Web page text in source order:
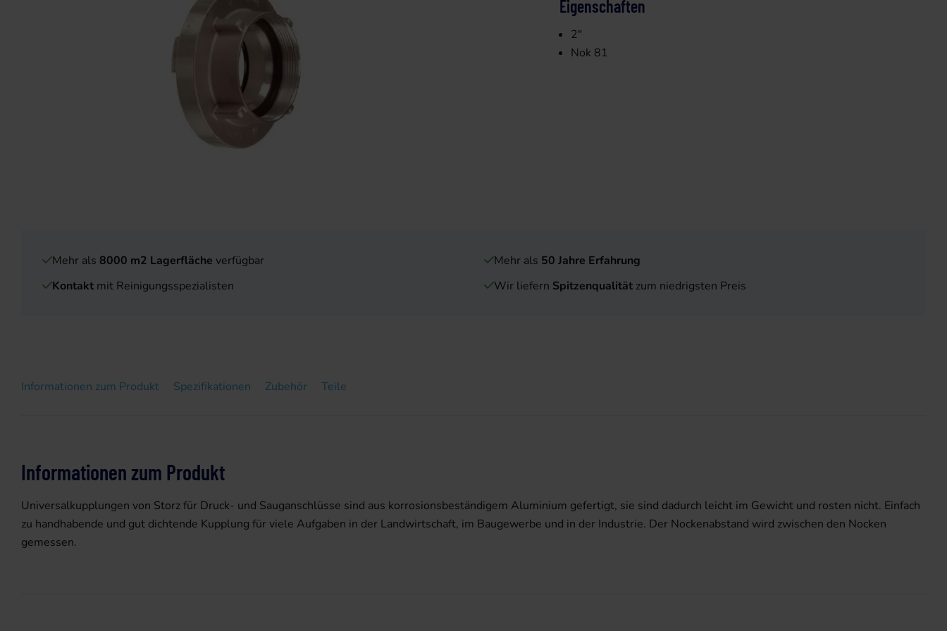
Eigenschaften
2"
Nok 81
Mehr als 8000 m2 Lagerfläche verfügbar Mehr als 50 Jahre Erfahrung
Kontakt mit Reinigungsspezialisten Wir liefern Spitzenqualität zum niedrigsten Preis
Informationen zum Produkt Spezifikationen Zubehör Teile
Informationen zum Produkt
Universalkupplungen von Storz für Druck- und Sauganschlüsse sind aus korrosionsbeständigem Aluminium gefertigt, sie sind dadurch leicht im Gewicht und rosten nicht. Einfach
zu handhabende und gut dichtende Kupplung für viele Aufgaben in der Landwirtschaft, im Baugewerbe und in der Industrie. Der Nockenabstand wird zwischen den Nocken
gemessen.